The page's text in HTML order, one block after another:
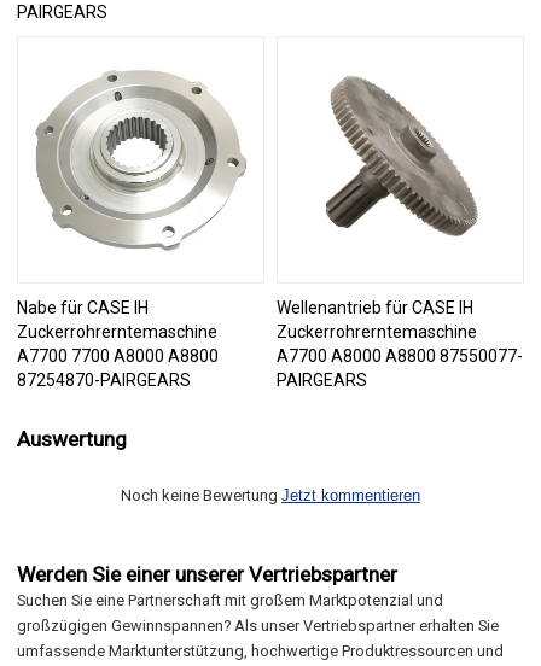
PAIRGEARS
Nabe für CASE IH
Zuckerrohrerntemaschine
A7700 7700 A8000 A8800
87254870-PAIRGEARS
Wellenantrieb für CASE IH
Zuckerrohrerntemaschine
A7700 A8000 A8800 87550077-
PAIRGEARS
Auswertung
Noch keine Bewertung Jetzt kommentieren
Werden Sie einer unserer Vertriebspartner
Suchen Sie eine Partnerschaft mit großem Marktpotenzial und
großzügigen Gewinnspannen? Als unser Vertriebspartner erhalten Sie
umfassende Marktunterstützung, hochwertige Produktressourcen und